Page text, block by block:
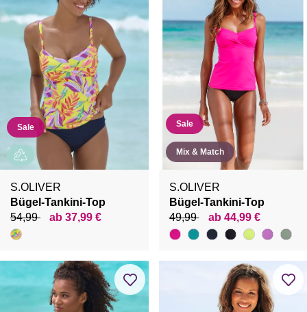
Sale
S.OLIVER
Bügel-Tankini-Top
54,99
ab 37,99 €
Sale
Mix & Match
S.OLIVER
Bügel-Tankini-Top
49,99
ab 44,99 €